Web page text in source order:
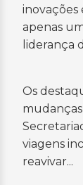
inovações
apenas
liderança
Os
mudanças
viagens
reavivar...